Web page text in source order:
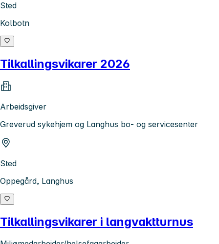
Sted
Kolbotn
Tilkallingsvikarer 2026
Arbeidsgiver
Greverud sykehjem og Langhus bo- og servicesenter
Sted
Oppegård, Langhus
Tilkallingsvikarer i langvaktturnus